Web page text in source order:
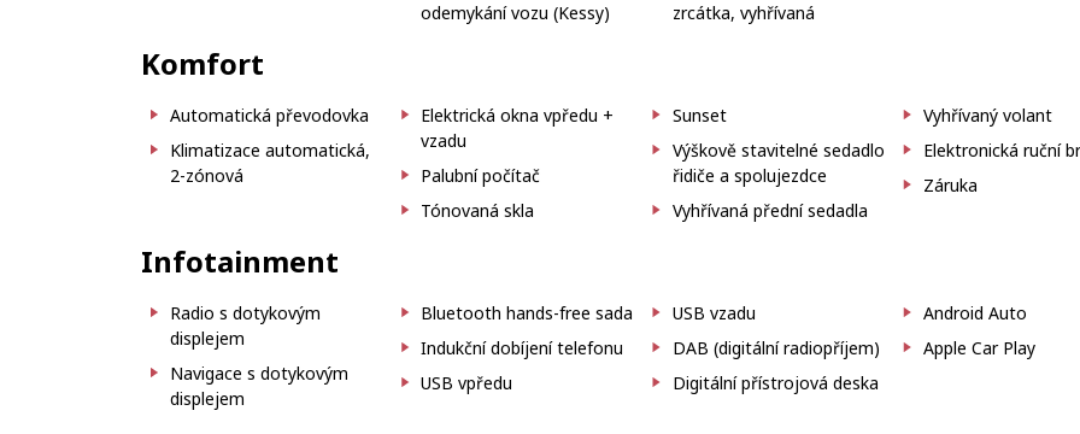
odemykání vozu (Kessy)
zrcátka, vyhřívaná
Komfort
Automatická převodovka
Klimatizace automatická,
2-zónová
Elektrická okna vpředu +
vzadu
Palubní počítač
Tónovaná skla
Sunset
Výškově stavitelné sedadlo
řidiče a spolujezdce
Vyhřívaná přední sedadla
Vyhřívaný volant
Elektronická ruční
Záruka
Infotainment
Radio s dotykovým
displejem
Navigace s dotykovým
displejem
Bluetooth hands-free sada
Indukční dobíjení telefonu
USB vpředu
USB vzadu
DAB (digitální radiopříjem)
Digitální přístrojová deska
Android Auto
Apple Car Play